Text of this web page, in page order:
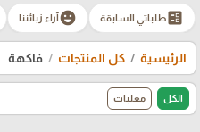
ballotطلباتي السابقة emoji_emotionsآراء زبائننا
الرئيسية كل المنتجات فاكهة
الكل معلبات